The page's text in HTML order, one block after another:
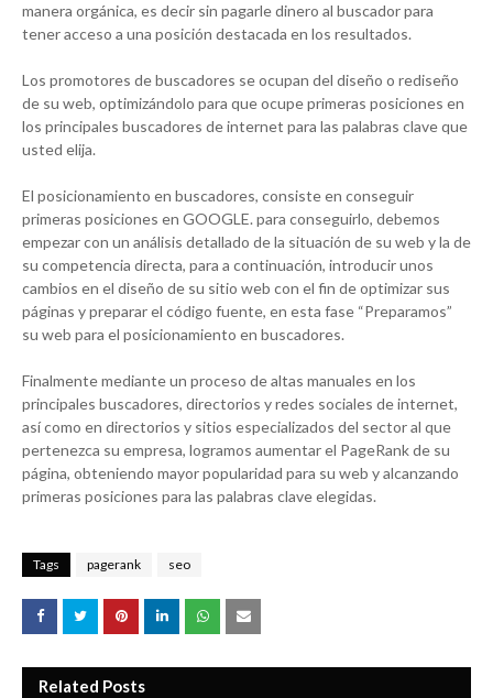
manera orgánica, es decir sin pagarle dinero al buscador para
tener acceso a una posición destacada en los resultados.
Los promotores de buscadores se ocupan del diseño o rediseño
de su web, optimizándolo para que ocupe primeras posiciones en
los principales buscadores de internet para las palabras clave que
usted elija.
El posicionamiento en buscadores, consiste en conseguir
primeras posiciones en GOOGLE. para conseguirlo, debemos
empezar con un análisis detallado de la situación de su web y la de
su competencia directa, para a continuación, introducir unos
cambios en el diseño de su sitio web con el fin de optimizar sus
páginas y preparar el código fuente, en esta fase “Preparamos”
su web para el posicionamiento en buscadores.
Finalmente mediante un proceso de altas manuales en los
principales buscadores, directorios y redes sociales de internet,
así como en directorios y sitios especializados del sector al que
pertenezca su empresa, logramos aumentar el PageRank de su
página, obteniendo mayor popularidad para su web y alcanzando
primeras posiciones para las palabras clave elegidas.
Tags pagerank seo
Related Posts